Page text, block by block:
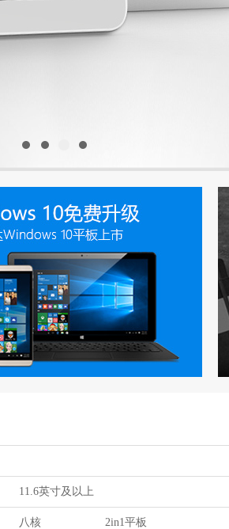
11.6英寸及以上
八核 2in1平板